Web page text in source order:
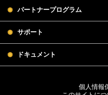
パートナープログラム
サポート
ドキュメント
個人情報